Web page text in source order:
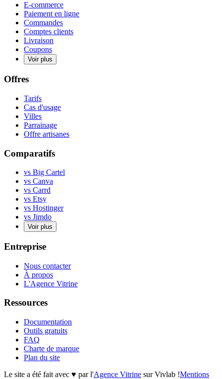
E-commerce
Paiement en ligne
Commandes
Comptes clients
Livraison
Coupons
Voir plus
Offres
Tarifs
Cas d'usage
Villes
Parrainage
Offre artisanes
Comparatifs
vs Big Cartel
vs Canva
vs Carrd
vs Etsy
vs Hostinger
vs Jimdo
Voir plus
Entreprise
Nous contacter
À propos
L'Agence Vitrine
Ressources
Documentation
Outils gratuits
FAQ
Charte de marque
Plan du site
Le site a été fait avec ♥ par l'Agence Vitrine sur Vivlab !Mentions